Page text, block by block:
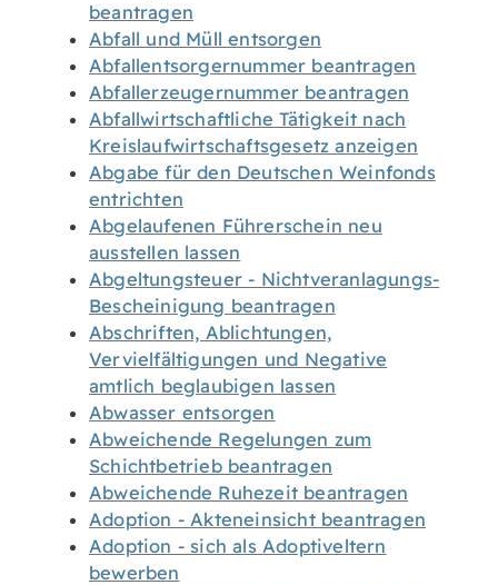
beantragen
Abfall und Müll entsorgen
Abfallentsorgernummer beantragen
Abfallerzeugernummer beantragen
Abfallwirtschaftliche Tätigkeit nach
Kreislaufwirtschaftsgesetz anzeigen
Abgabe für den Deutschen Weinfonds
entrichten
Abgelaufenen Führerschein neu
ausstellen lassen
Abgeltungsteuer - Nichtveranlagungs-
Bescheinigung beantragen
Abschriften, Ablichtungen,
Vervielfältigungen und Negative
amtlich beglaubigen lassen
Abwasser entsorgen
Abweichende Regelungen zum
Schichtbetrieb beantragen
Abweichende Ruhezeit beantragen
Adoption - Akteneinsicht beantragen
Adoption - sich als Adoptiveltern
bewerben